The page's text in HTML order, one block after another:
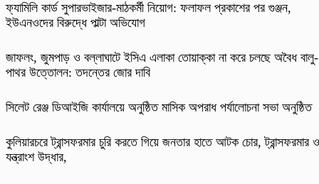
ফ্যামিলি কার্ড সুপারভাইজার-মাঠকর্মী নিয়োগ: ফলাফল প্রকাশের পর গুঞ্জন,
ইউএনওদের বিরুদ্ধে পাল্টা অভিযোগ
​জাফলং, জুমপাড় ও বল্লাঘাটে ইসিএ এলাকা তোয়াক্কা না করে চলছে অবৈধ বালু-
পাথর উত্তোলন: তদন্তের জোর দাবি
‎সিলেট রেঞ্জ ডিআইজি কার্যালয়ে অনুষ্ঠিত মাসিক অপরাধ পর্যালোচনা সভা অনুষ্ঠিত
কুলিয়ারচরে ট্রান্সফরমার চুরি করতে গিয়ে জনতার হাতে আটক চোর, ট্রান্সফরমার ও
যন্ত্রাংশ উদ্ধার,